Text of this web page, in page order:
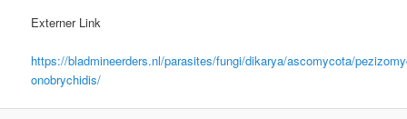
Externer Link
https://bladmineerders.nl/parasites/fungi/dikarya/ascomycota/
onobrychidis/